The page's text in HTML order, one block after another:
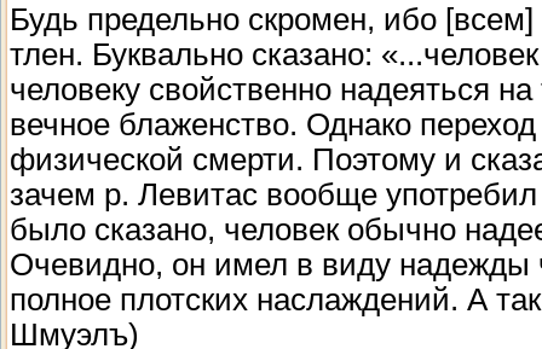
Будь предельно скромен, ибо
тлен. Буквально сказано:
человеку свойственно надеяться
вечное блаженство. Однако
физической смерти. Поэтому и
зачем р. Левитас вообще
было сказано, человек обычно
Очевидно, он имел в виду надежды
полное плотских наслаждений. А
Шмуэлъ)